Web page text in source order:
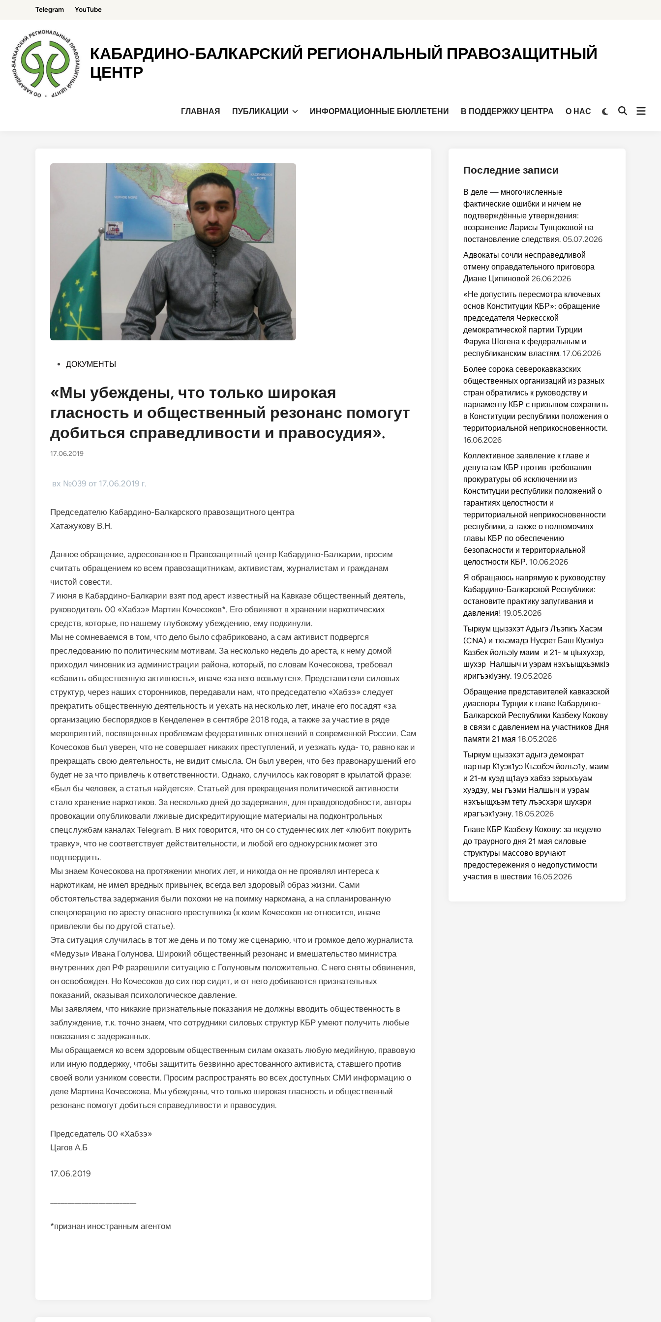
содержимому
Telegram YouTube
КАБАРДИНО-БАЛКАРСКИЙ РЕГИОНАЛЬНЫЙ ПРАВОЗАЩИТНЫЙ
ЦЕНТР
ГЛАВНАЯ ПУБЛИКАЦИИ ИНФОРМАЦИОННЫЕ БЮЛЛЕТЕНИ В ПОДДЕРЖКУ ЦЕНТРА О НАС
Переключить
Открыть
Опубликовано
ДОКУМЕНТЫ
«Мы убеждены, что только широкая
гласность и общественный резонанс помогут
добиться справедливости и правосудия».
17.06.2019
вх №039 от 17.06.2019 г.
Председателю Кабардино-Балкарского правозащитного центра
Хатажукову В.Н.
Данное обращение, адресованное в Правозащитный центр Кабардино-Балкарии, просим
считать обращением ко всем правозащитникам, активистам, журналистам и гражданам
чистой совести.
7 июня в Кабардино-Балкарии взят под арест известный на Кавказе общественный деятель,
руководитель 00 «Хабзэ» Мартин Кочесоков*. Его обвиняют в хранении наркотических
средств, которые, по нашему глубокому убеждению, ему подкинули.
Мы не сомневаемся в том, что дело было сфабриковано, а сам активист подвергся
преследованию по политическим мотивам. За несколько недель до ареста, к нему домой
приходил чиновник из администрации района, который, по словам Кочесокова, требовал
«сбавить общественную активность», иначе «за него возьмутся». Представители силовых
структур, через наших сторонников, передавали нам, что председателю «Хабзэ» следует
прекратить общественную деятельность и уехать на несколько лет, иначе его посадят «за
организацию беспорядков в Кенделене» в сентябре 2018 года, а также за участие в ряде
мероприятий, посвященных проблемам федеративных отношений в современной России. Сам
Кочесоков был уверен, что не совершает никаких преступлений, и уезжать куда- то, равно как и
прекращать свою деятельность, не видит смысла. Он был уверен, что без правонарушений его
будет не за что привлечь к ответственности. Однако, случилось как говорят в крылатой фразе:
«Был бы человек, а статья найдется». Статьей для прекращения политической активности
стало хранение наркотиков. За несколько дней до задержания, для правдоподобности, авторы
провокации опубликовали лживые дискредитирующие материалы на подконтрольных
спецслужбам каналах Telegram. В них говорится, что он со студенческих лет «любит покурить
травку», что не соответствует действительности, и любой его однокурсник может это
подтвердить.
Мы знаем Кочесокова на протяжении многих лет, и никогда он не проявлял интереса к
наркотикам, не имел вредных привычек, всегда вел здоровый образ жизни. Сами
обстоятельства задержания были похожи не на поимку наркомана, а на спланированную
спецоперацию по аресту опасного преступника (к коим Кочесоков не относится, иначе
привлекли бы по другой статье).
Эта ситуация случилась в тот же день и по тому же сценарию, что и громкое дело журналиста
«Медузы» Ивана Голунова. Широкий общественный резонанс и вмешательство министра
внутренних дел РФ разрешили ситуацию с Голуновым положительно. С него сняты обвинения,
он освобожден. Но Кочесоков до сих пор сидит, и от него добиваются признательных
показаний, оказывая психологическое давление.
Мы заявляем, что никакие признательные показания не должны вводить общественность в
заблуждение, т.к. точно знаем, что сотрудники силовых структур КБР умеют получить любые
показания с задержанных.
Мы обращаемся ко всем здоровым общественным силам оказать любую медийную, правовую
или иную поддержку, чтобы защитить безвинно арестованного активиста, ставшего против
своей воли узником совести. Просим распространять во всех доступных СМИ информацию о
деле Мартина Кочесокова. Мы убеждены, что только широкая гласность и общественный
резонанс помогут добиться справедливости и правосудия.
Председатель 00 «Хабзэ»
Цагов А.Б
17.06.2019
*признан иностранным агентом
Последние записи
В деле — многочисленные
фактические ошибки и ничем не
подтверждённые утверждения:
возражение Ларисы Тупцоковой на
постановление следствия. 05.07.2026
Адвокаты сочли несправедливой
отмену оправдательного приговора
Диане Ципиновой 26.06.2026
«Не допустить пересмотра ключевых
основ Конституции КБР»: обращение
председателя Черкесской
демократической партии Турции
Фарука Шогена к федеральным и
республиканским властям. 17.06.2026
Более сорока северокавказских
общественных организаций из разных
стран обратились к руководству и
парламенту КБР с призывом сохранить
в Конституции республики положения о
территориальной неприкосновенности.
16.06.2026
Коллективное заявление к главе и
депутатам КБР против требования
прокуратуры об исключении из
Конституции республики положений о
гарантиях целостности и
территориальной неприкосновенности
республики, а также о полномочиях
главы КБР по обеспечению
безопасности и территориальной
целостности КБР. 10.06.2026
Я обращаюсь напрямую к руководству
Кабардино-Балкарской Республики:
остановите практику запугивания и
давления! 19.05.2026
Тыркум щызэхэт Адыгэ Лъэпкъ Хасэм
(CNA) и тхьэмадэ Нусрет Баш КIуэкIуэ
Казбек йолъэIу маим и 21- м цIыхухэр,
шухэр Налшыч и уэрам нэхъыщхьэмкIэ
иригъэкIуэну. 19.05.2026
Обращение представителей кавказской
диаспоры Турции к главе Кабардино-
Балкарской Республики Казбеку Кокову
в связи с давлением на участников Дня
памяти 21 мая 18.05.2026
Тыркум щызэхэт адыгэ демократ
партыр К1уэк1уэ Къэзбэч йолъэ1у, маим
и 21-м куэд щ1ауэ хабзэ зэрыхъуам
хуэдэу, мы гъэми Налшыч и уэрам
нэхъыщхьэм тету лъэсхэри шухэри
ирагъэк1уэну. 18.05.2026
Главе КБР Казбеку Кокову: за неделю
до траурного дня 21 мая силовые
структуры массово вручают
предостережения о недопустимости
участия в шествии 16.05.2026